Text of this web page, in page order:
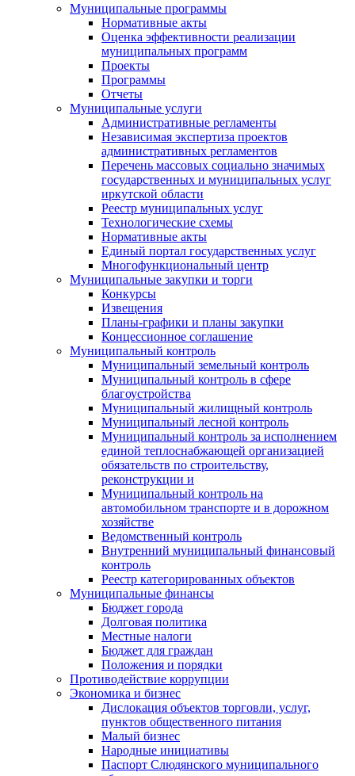
Муниципальные программы
Нормативные акты
Оценка эффективности реализации
муниципальных программ
Проекты
Программы
Отчеты
Муниципальные услуги
Административные регламенты
Независимая экспертиза проектов
административных регламентов
Перечень массовых социально значимых
государственных и муниципальных услуг
иркутской области
Реестр муниципальных услуг
Технологические схемы
Нормативные акты
Единый портал государственных услуг
Многофункциональный центр
Муниципальные закупки и торги
Конкурсы
Извещения
Планы-графики и планы закупки
Концессионное соглашение
Муниципальный контроль
Муниципальный земельный контроль
Муниципальный контроль в сфере
благоустройства
Муниципальный жилищный контроль
Муниципальный лесной контроль
Муниципальный контроль за исполнением
единой теплоснабжающей организацией
обязательств по строительству,
реконструкции и
Муниципальный контроль на
автомобильном транспорте и в дорожном
хозяйстве
Ведомственный контроль
Внутренний муниципальный финансовый
контроль
Реестр категорированных объектов
Муниципальные финансы
Бюджет города
Долговая политика
Местные налоги
Бюджет для граждан
Положения и порядки
Противодействие коррупции
Экономика и бизнес
Дислокация объектов торговли, услуг,
пунктов общественного питания
Малый бизнес
Народные инициативы
Паспорт Слюдянского муниципального